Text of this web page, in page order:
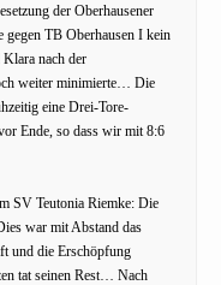
der Oberhausener
gegen TB Oberhausen I kein
nach der
weiter minimierte… Die
eine Drei-Tore-
Ende, so dass wir mit 8:6
SV Teutonia Riemke: Die
war mit Abstand das
und die Erschöpfung
tat seinen Rest… Nach